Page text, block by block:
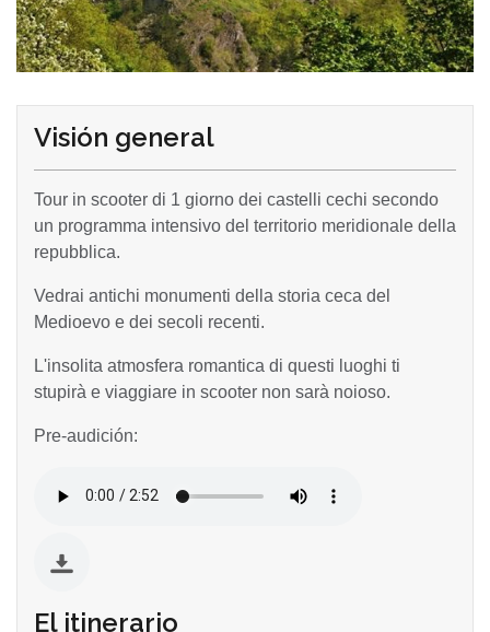
Visión general
Tour in scooter di 1 giorno dei castelli cechi secondo
un programma intensivo del territorio meridionale della
repubblica.
Vedrai antichi monumenti della storia ceca del
Medioevo e dei secoli recenti.
L'insolita atmosfera romantica di questi luoghi ti
stupirà e viaggiare in scooter non sarà noioso.
Pre-audición:
El itinerario